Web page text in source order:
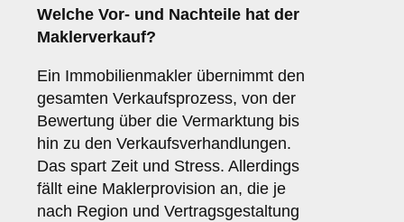
Welche Vor- und Nachteile hat der
Maklerverkauf?
Ein Immobilienmakler übernimmt den
gesamten Verkaufsprozess, von der
Bewertung über die Vermarktung bis
hin zu den Verkaufsverhandlungen.
Das spart Zeit und Stress. Allerdings
fällt eine Maklerprovision an, die je
nach Region und Vertragsgestaltung